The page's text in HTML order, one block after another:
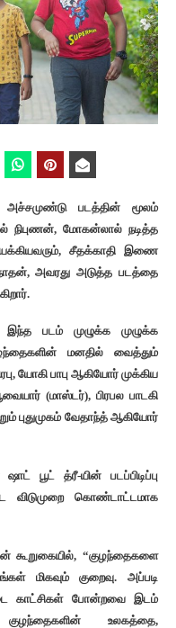
அச்சமுண்டு படத்தின் மூலம்
நிபுணன், மோகன்லால் நடித்த
சீதக்காதி இணை
அவரது அடுத்த படத்தை
இந்த படம் முழுக்க முழுக்க
மனதில் வைத்தும்
யோகி பாபு ஆகியோர் முக்கிய
(மாஸ்டர்), பிரபல பாடகி
புதுமுகம் வேதாந்த் ஆகியோர்
பூட் த்ரீ-யின் படப்பிடிப்பு
விடுமுறை கொண்டாட்டமாக
கூறுகையில், “குழந்தைகளை
மிகவும் குறைவு. அப்படி
காட்சிகள் போன்றவை இடம்
உலகத்தை,